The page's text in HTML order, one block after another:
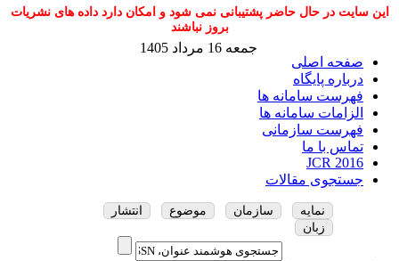
این سایت در حال حاضر پشتیبانی نمی شود و امکان دارد داده های نشریات
بروز نباشند
صفحه اصلی
درباره پایگاه
فهرست سامانه ها
الزامات سامانه ها
فهرست سازمانی
تماس با ما
JCR 2016
جستجوی مقالات
جمعه 16 مرداد 1405
نمایه سازمان موضوع
انتشار
زبان